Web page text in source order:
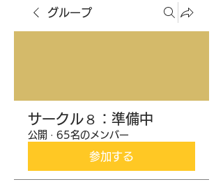
グループ
サークル８：準備中
公開 · 65名のメンバー
参加する